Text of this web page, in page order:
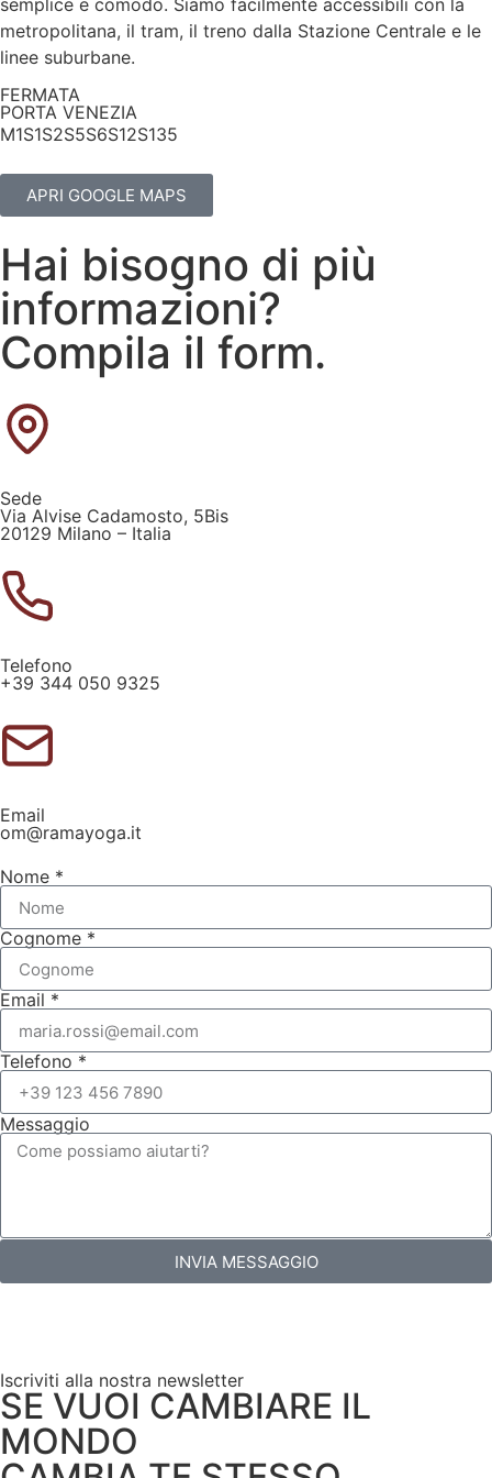
metropolitana, il tram, il treno dalla Stazione Centrale e le
linee suburbane.
FERMATA
PORTA VENEZIA
M1S1S2S5S6S12S135
APRI GOOGLE MAPS
Hai bisogno di più
informazioni?
Compila il form.
Sede
Via Alvise Cadamosto, 5Bis
20129 Milano – Italia
Telefono
+39 344 050 9325
Email
om@ramayoga.it
Nome *
Cognome *
Email *
Telefono *
Messaggio
INVIA MESSAGGIO
Iscriviti alla nostra newsletter
SE VUOI CAMBIARE IL
MONDO